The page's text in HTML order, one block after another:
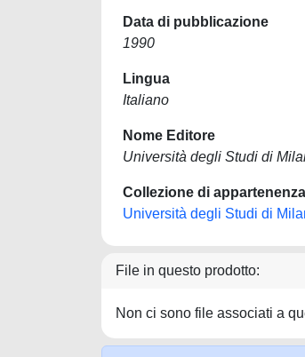
Data di pubblicazione
1990
Lingua
Italiano
Nome Editore
Università degli Studi di
Collezione di appartenenza
Università degli Studi di
File in questo prodotto:
Non ci sono file associati a